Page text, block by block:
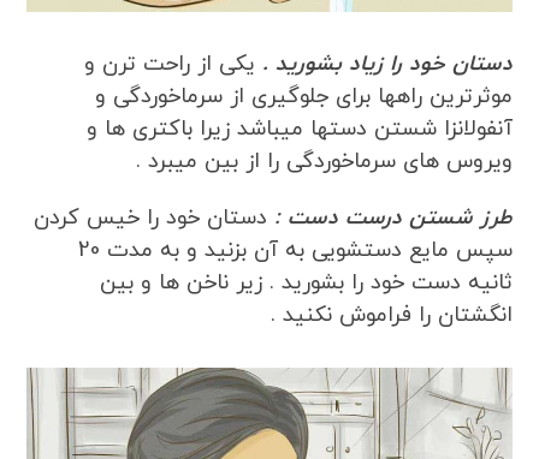
دستان خود را زیاد بشورید . یکی از راحت ترن و
موثرترین راهها برای جلوگیری از سرماخوردگی و
آنفولانزا شستن دستها میباشد زیرا باکتری ها و
ویروس های سرماخوردگی را از بین میبرد .
طرز شستن درست دست : دستان خود را خیس کردن
سپس مایع دستشویی به آن بزنید و به مدت 20
ثانیه دست خود را بشورید . زیر ناخن ها و بین
انگشتان را فراموش نکنید .